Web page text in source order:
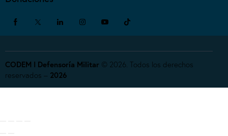
CODEM I Defensoría Militar © 2026. Todos los derechos
reservados – 2026